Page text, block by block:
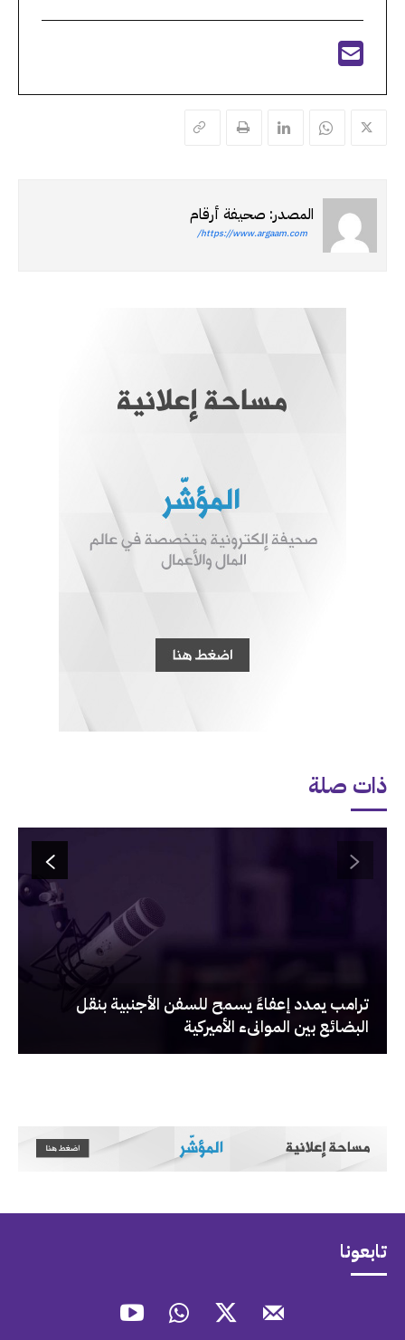
ذات صلة
‏ترامب يمدد إعفاءً يسمح للسفن الأجنبية بنقل
البضائع بين الموانىء الأميركية
المصدر: صحيفة أرقام
https://www.argaam.com/
تابعونا